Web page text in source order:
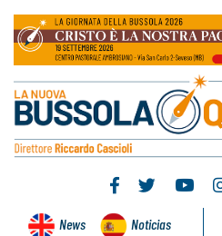
News Noticias